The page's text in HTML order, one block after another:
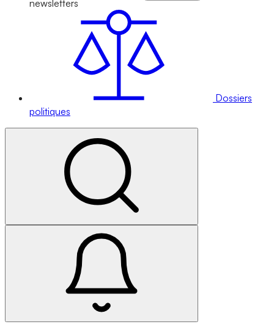
newsletters
Dossiers
politiques